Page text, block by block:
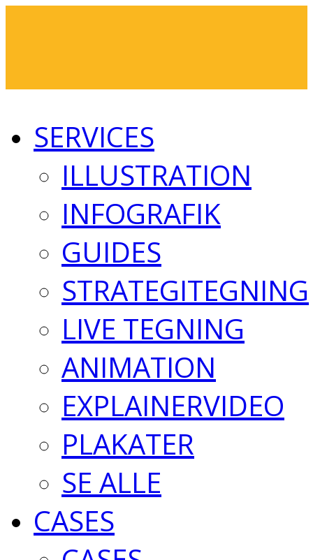
SERVICES
ILLUSTRATION
INFOGRAFIK
GUIDES
STRATEGITEGNING
LIVE TEGNING
ANIMATION
EXPLAINERVIDEO
PLAKATER
SE ALLE
CASES